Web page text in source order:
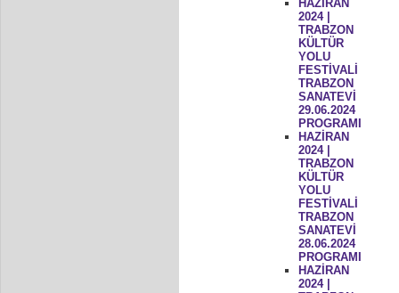
HAZİRAN
2024 |
TRABZON
KÜLTÜR
YOLU
FESTİVALİ
TRABZON
SANATEVİ
29.06.2024
PROGRAMI
HAZİRAN
2024 |
TRABZON
KÜLTÜR
YOLU
FESTİVALİ
TRABZON
SANATEVİ
28.06.2024
PROGRAMI
HAZİRAN
2024 |